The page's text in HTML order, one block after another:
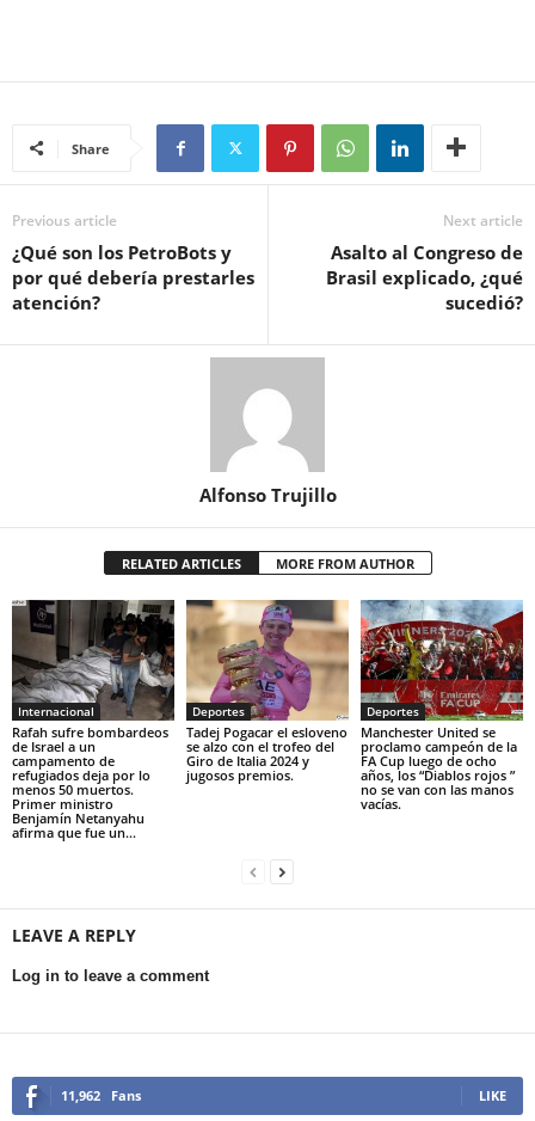
Share
Previous article
¿Qué son los PetroBots y
por qué debería prestarles
atención?
Next article
Asalto al Congreso de
Brasil explicado, ¿qué
sucedió?
Alfonso Trujillo
RELATED ARTICLES MORE FROM AUTHOR
Internacional
Rafah sufre bombardeos
de Israel a un
campamento de
refugiados deja por lo
menos 50 muertos.
Primer ministro
Benjamín Netanyahu
afirma que fue un...
Deportes
Tadej Pogacar el esloveno
se alzo con el trofeo del
Giro de Italia 2024 y
jugosos premios.
Deportes
Manchester United se
proclamo campeón de la
FA Cup luego de ocho
años, los “Diablos rojos ”
no se van con las manos
vacías.
LEAVE A REPLY
Log in to leave a comment
11,962 Fans LIKE